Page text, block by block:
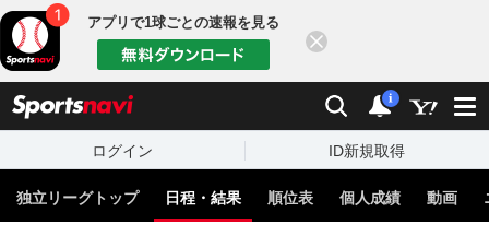
アプリで1球ごとの速報を見る
検索 通知
i
ログイン ID新規取得
独立リーグトップ 日程・結果 順位表 個人成績 動画